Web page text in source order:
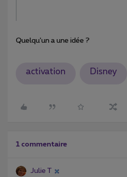
Quelqu’un a une idée ?
activation Disney
1 commentaire
Julie T